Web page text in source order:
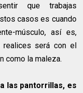
que trabajas
casos es cuando
músculo, así es,
realices será con el
como la maleza.
las pantorrillas, es